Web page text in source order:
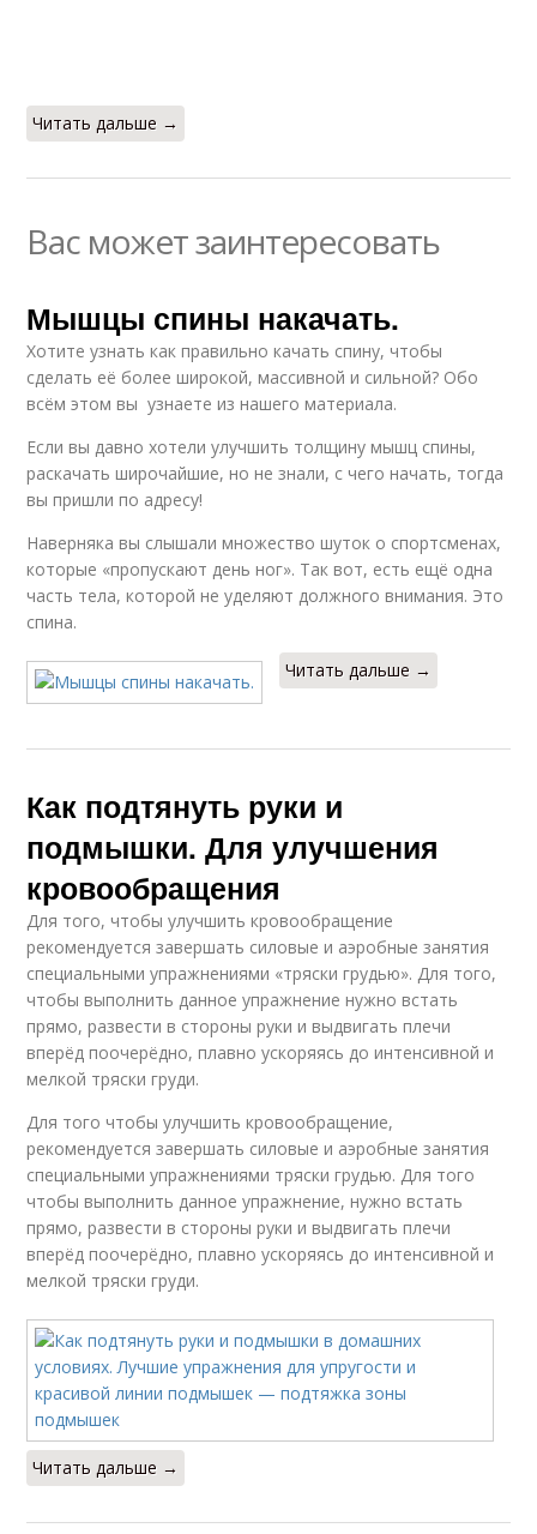
Читать дальше →
Вас может заинтересовать
Мышцы спины накачать.
Хотите узнать как правильно качать спину, чтобы
сделать её более широкой, массивной и сильной? Обо
всём этом вы узнаете из нашего материала.
Если вы давно хотели улучшить толщину мышц спины,
раскачать широчайшие, но не знали, с чего начать, тогда
вы пришли по адресу!
Наверняка вы слышали множество шуток о спортсменах,
которые «пропускают день ног». Так вот, есть ещё одна
часть тела, которой не уделяют должного внимания. Это
спина.
Читать дальше →
Как подтянуть руки и
подмышки. Для улучшения
кровообращения
Для того, чтобы улучшить кровообращение
рекомендуется завершать силовые и аэробные занятия
специальными упражнениями «тряски грудью». Для того,
чтобы выполнить данное упражнение нужно встать
прямо, развести в стороны руки и выдвигать плечи
вперёд поочерёдно, плавно ускоряясь до интенсивной и
мелкой тряски груди.
Для того чтобы улучшить кровообращение,
рекомендуется завершать силовые и аэробные занятия
специальными упражнениями тряски грудью. Для того
чтобы выполнить данное упражнение, нужно встать
прямо, развести в стороны руки и выдвигать плечи
вперёд поочерёдно, плавно ускоряясь до интенсивной и
мелкой тряски груди.
Читать дальше →